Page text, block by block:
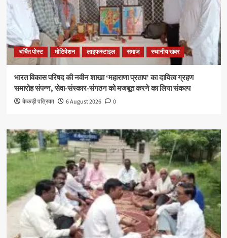
चर्चित पोस्ट मोटिवेशन लाइफस्टाइल समाज स्थानीय खबर
भारत विकास परिषद की नवीन शाखा ‘महाराणा प्रताप’ का दायित्व ग्रहण
समारोह संपन्न, सेवा-संस्कार-संगठन को मजबूत करने का लिया संकल्प
केकड़ी पत्रिका 6 August 2026 0